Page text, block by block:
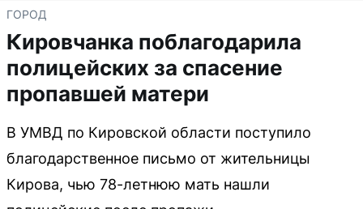
ГОРОД
Кировчанка поблагодарила
полицейских за спасение
пропавшей матери
В УМВД по Кировской области поступило
благодарственное письмо от жительницы
Кирова, чью 78-летнюю мать нашли